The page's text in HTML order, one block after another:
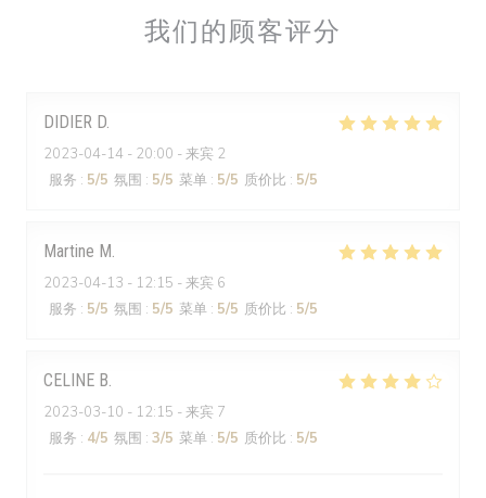
我们的顾客评分
DIDIER D
2023-04-14 - 20:00 - 来宾 2
服务 : 5/5 氛围 : 5/5 菜单 : 5/5 质价比 : 5/5
Martine M
2023-04-13 - 12:15 - 来宾 6
服务 : 5/5 氛围 : 5/5 菜单 : 5/5 质价比 : 5/5
CELINE B
2023-03-10 - 12:15 - 来宾 7
服务 : 4/5 氛围 : 3/5 菜单 : 5/5 质价比 : 5/5